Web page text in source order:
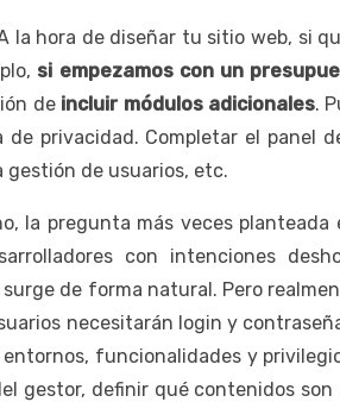
la hora de diseñar tu sitio web, si
si empezamos con un
deincluir módulos adicionales.
privacidad. Completar el panel
de usuarios, etc.
la pregunta más veces
con intenciones
de forma natural. Pero
necesitarán login y
funcionalidades y
gestor, definir qué contenidos